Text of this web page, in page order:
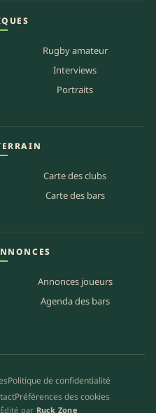
Rugby amateur
Interviews
Portraits
Carte des clubs
Carte des bars
Annonces joueurs
Agenda des bars
Politique de confidentialité
Préférences des cookies
par Ruck Zone